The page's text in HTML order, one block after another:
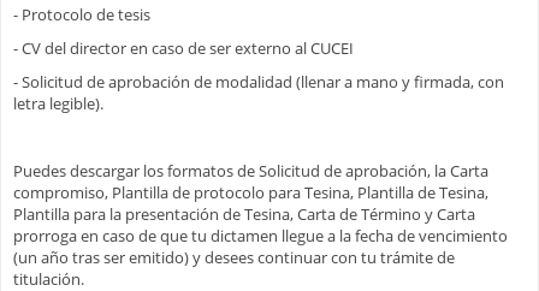
- Protocolo de tesis
- CV del director en caso de ser externo al CUCEI
- Solicitud de aprobación de modalidad (llenar a mano y firmada, con
letra legible).
Puedes descargar los formatos de Solicitud de aprobación, la Carta
compromiso, Plantilla de protocolo para Tesina, Plantilla de Tesina,
Plantilla para la presentación de Tesina, Carta de Término y Carta
prorroga en caso de que tu dictamen llegue a la fecha de vencimiento
(un año tras ser emitido) y desees continuar con tu trámite de
titulación.